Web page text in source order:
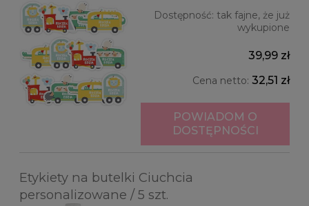
Dostępność: tak fajne, że już
wykupione
39,99 zł
Cena netto: 32,51 zł
POWIADOM O
DOSTĘPNOŚCI
Etykiety na butelki Ciuchcia
personalizowane / 5 szt.